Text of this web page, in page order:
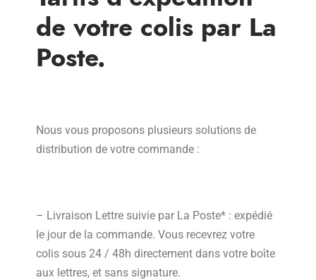
de votre colis par La
Poste.
Nous vous proposons plusieurs solutions de
distribution de votre commande :
– Livraison Lettre suivie par La Poste* : expédié
le jour de la commande. Vous recevrez votre
colis sous 24 / 48h directement dans votre boîte
aux lettres, et sans signature.